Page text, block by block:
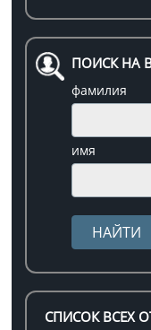
ПОИСК НА
фамилия
имя
СПИСОК ВСЕХ